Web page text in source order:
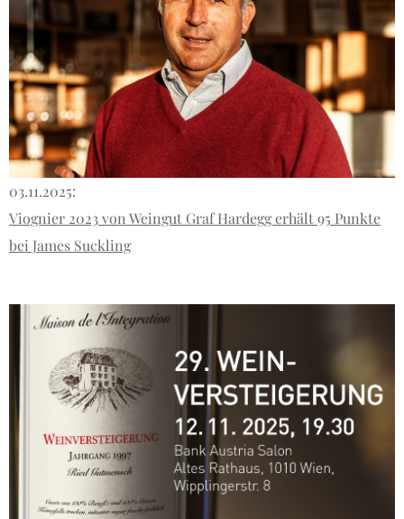
03.11.2025:
Viognier 2023 von Weingut Graf Hardegg erhält 95 Punkte
bei James Suckling